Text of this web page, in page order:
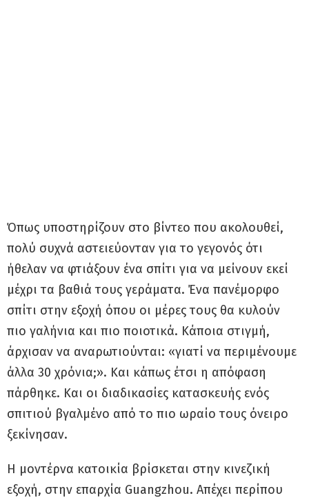
Όπως υποστηρίζουν στο βίντεο που ακολουθεί,
πολύ συχνά αστειεύονταν για το γεγονός ότι
ήθελαν να φτιάξουν ένα σπίτι για να μείνουν εκεί
μέχρι τα βαθιά τους γεράματα. Ένα πανέμορφο
σπίτι στην εξοχή όπου οι μέρες τους θα κυλούν
πιο γαλήνια και πιο ποιοτικά. Κάποια στιγμή,
άρχισαν να αναρωτιούνται: «γιατί να περιμένουμε
άλλα 30 χρόνια;». Και κάπως έτσι η απόφαση
πάρθηκε. Και οι διαδικασίες κατασκευής ενός
σπιτιού βγαλμένο από το πιο ωραίο τους όνειρο
ξεκίνησαν.
Η μοντέρνα κατοικία βρίσκεται στην κινεζική
εξοχή, στην επαρχία Guangzhou. Απέχει περίπου